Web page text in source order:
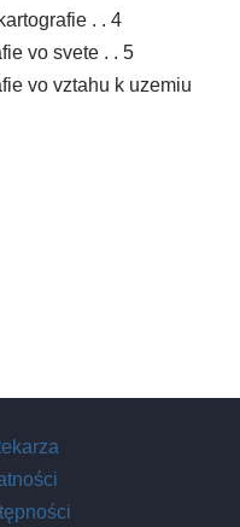
. . 4
vo svete . . 5
vo vztahu k uzemiu